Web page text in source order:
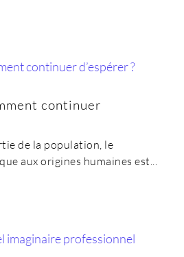
continuer
de la population, le
aux origines humaines est...